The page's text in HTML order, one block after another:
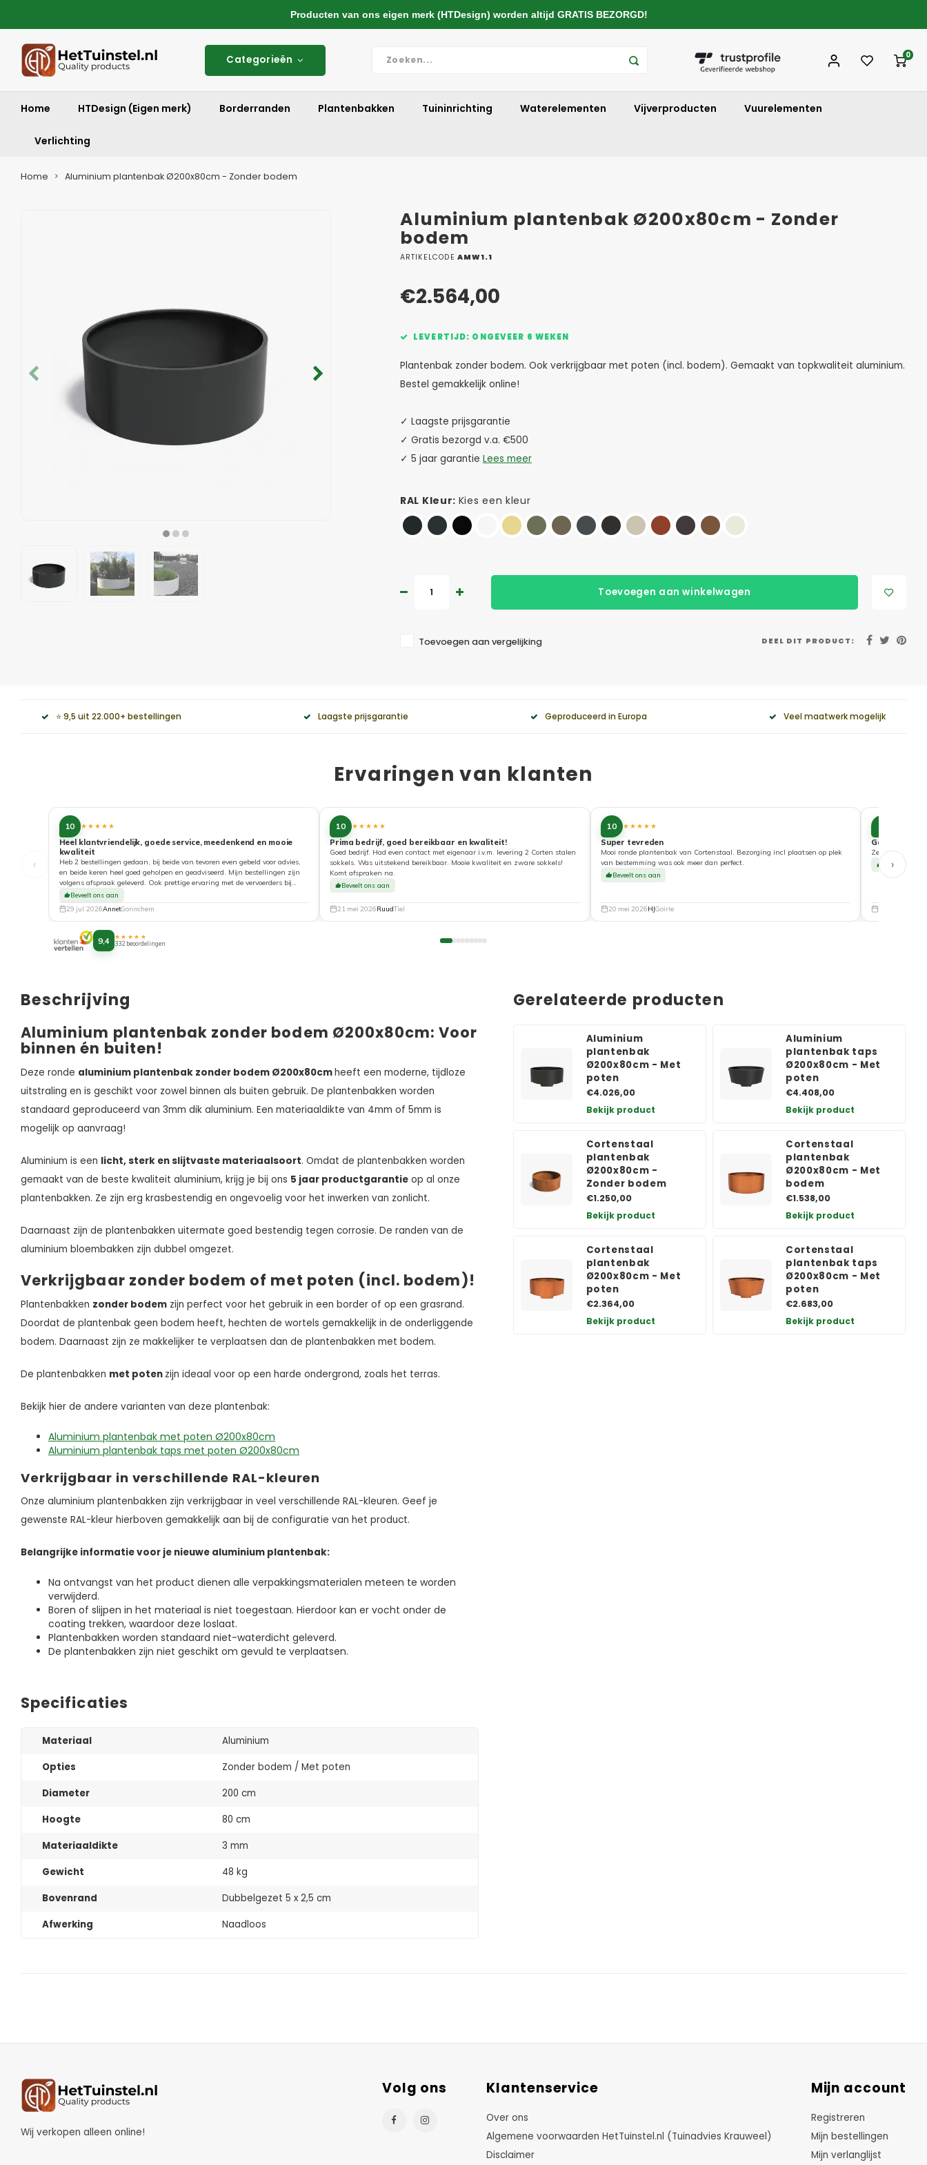
Categorieën 0
Home HTDesign (Eigen merk) Borderranden Plantenbakken Tuininrichting Waterelementen Vijverproducten Vuurelementen
Verlichting
Home Aluminium plantenbak Ø200x80cm - Zonder bodem
Aluminium plantenbak Ø200x80cm - Zonder
bodem
ARTIKELCODE AMW1.1
€2.564,00
LEVERTIJD: ONGEVEER 6 WEKEN
Plantenbak zonder bodem. Ook verkrijgbaar met poten (incl. bodem). Gemaakt van topkwaliteit aluminium.
Bestel gemakkelijk online!
✓ Laagste prijsgarantie
✓ Gratis bezorgd v.a. €500
✓ 5 jaar garantie Lees meer
RAL Kleur: Kies een kleur
Toevoegen aan winkelwagen
Toevoegen aan vergelijking DEEL DIT PRODUCT:
⭐ 9,5 uit 22.000+ bestellingen Laagste prijsgarantie Geproduceerd in Europa Veel maatwerk mogelijk
Ervaringen van klanten
‹
10 ★★★★★
Heel klantvriendelijk, goede service, meedenkend en mooie
kwaliteit
Heb 2 bestellingen gedaan, bij beide van tevoren even gebeld voor advies,
en beide keren heel goed geholpen en geadviseerd. Mijn bestellingen zijn
volgens afspraak geleverd. Ook prettige ervaring met de vervoerders bij
aflevering. Top!
Beveelt ons aan
29 jul. 2026AnnetGorinchem
10 ★★★★★
Prima bedrijf, goed bereikbaar en kwaliteit!
Goed bedrijf. Had even contact met eigenaar i.v.m. levering 2 Corten stalen
sokkels. Was uitstekend bereikbaar. Mooie kwaliteit en zware sokkels!
Komt afspraken na.
Beveelt ons aan
21 mei 2026RuudTiel
10 ★★★★★
Super tevreden
Mooi ronde plantenbak van Cortenstaal. Bezorging incl plaatsen op plek
van bestemming was ook meer dan perfect.
Beveelt ons aan
20 mei 2026HJGoirle
Goede
Zeer tevreden
Beveelt ons
›
9,4 ★★★★★
332 beoordelingen
Beschrijving
Aluminium plantenbak zonder bodem Ø200x80cm: Voor
binnen én buiten!
Deze ronde aluminium plantenbak zonder bodem Ø200x80cmheeft een moderne, tijdloze
uitstraling en is geschikt voor zowel binnen als buiten gebruik. De plantenbakken worden
standaard geproduceerd van 3mm dik aluminium. Een materiaaldikte van 4mm of 5mm is
mogelijk op aanvraag!
Aluminium is een licht, sterk en slijtvaste materiaalsoort. Omdat de plantenbakken worden
gemaakt van de beste kwaliteit aluminium, krijg je bij ons 5 jaar productgarantie op al onze
plantenbakken. Ze zijn erg krasbestendig en ongevoelig voor het inwerken van zonlicht.
Daarnaast zijn de plantenbakken uitermate goed bestendig tegen corrosie. De randen van de
aluminium bloembakken zijn dubbel omgezet.
Verkrijgbaar zonder bodem of met poten (incl. bodem)!
Plantenbakken zonder bodem zijn perfect voor het gebruik in een border of op een grasrand.
Doordat de plantenbak geen bodem heeft, hechten de wortels gemakkelijk in de onderliggende
bodem. Daarnaast zijn ze makkelijker te verplaatsen dan de plantenbakken met bodem.
De plantenbakken met poten zijn ideaal voor op een harde ondergrond, zoals het terras.
Bekijk hier de andere varianten van deze plantenbak:
Aluminium plantenbak met poten Ø200x80cm
Aluminium plantenbak taps met poten Ø200x80cm
Verkrijgbaar in verschillende RAL-kleuren
Onze aluminium plantenbakken zijn verkrijgbaar in veel verschillende RAL-kleuren. Geef je
gewenste RAL-kleur hierboven gemakkelijk aan bij de configuratie van het product.
Belangrijke informatie voor je nieuwe aluminium plantenbak:
Na ontvangst van het product dienen alle verpakkingsmaterialen meteen te worden
verwijderd.
Boren of slijpen in het materiaal is niet toegestaan. Hierdoor kan er vocht onder de
coating trekken, waardoor deze loslaat.
Plantenbakken worden standaard niet-waterdicht geleverd.
De plantenbakken zijn niet geschikt om gevuld te verplaatsen.
Specificaties
Materiaal
Aluminium
Opties
Zonder bodem / Met poten
Diameter
200 cm
Hoogte
80 cm
Materiaaldikte
3 mm
Gewicht
48 kg
Bovenrand
Dubbelgezet 5 x 2,5 cm
Afwerking
Naadloos
Gerelateerde producten
Aluminium
plantenbak
Ø200x80cm - Met
poten
€4.026,00
Bekijk product
Aluminium
plantenbak taps
Ø200x80cm - Met
poten
€4.408,00
Bekijk product
Cortenstaal
plantenbak
Ø200x80cm -
Zonder bodem
€1.250,00
Bekijk product
Cortenstaal
plantenbak
Ø200x80cm - Met
bodem
€1.538,00
Bekijk product
Cortenstaal
plantenbak
Ø200x80cm - Met
poten
€2.364,00
Bekijk product
Cortenstaal
plantenbak taps
Ø200x80cm - Met
poten
€2.683,00
Bekijk product
Wij verkopen alleen online!
Volg ons Klantenservice
Over ons
Algemene voorwaarden HetTuinstel.nl (Tuinadvies Krauweel)
Disclaimer
Mijn account
Registreren
Mijn bestellingen
Mijn verlanglijst
Producten van ons eigen merk (HTDesign) worden altijd GRATIS BEZORGD!